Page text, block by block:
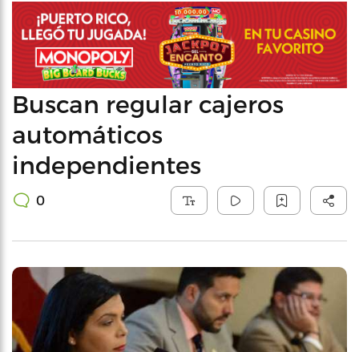
Buscan regular cajeros
automáticos
independientes
0